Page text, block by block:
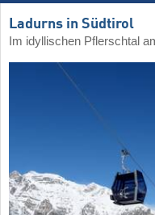
Ladurns in Südtirol
Im idyllischen Pflerschtal